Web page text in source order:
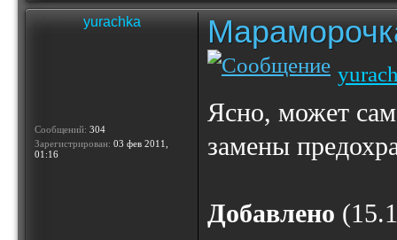
yurachka
Сообщений: 304
Зарегистрирован: 03 фев 2011,
01:16
Ясно, может
замены
Добавлено